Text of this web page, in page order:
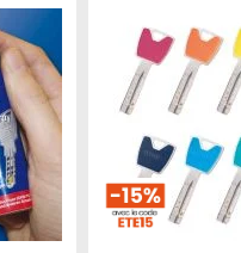
favoris